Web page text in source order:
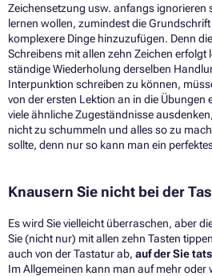
Zeichensetzung usw. anfangs ignorieren
lernen wollen, zumindest die
komplexere Dinge hinzuzufügen. Denn
Schreibens mit allen zehn Zeichen
ständige Wiederholung derselben
Interpunktion schreiben zu können,
von der ersten Lektion an in die Übungen
viele ähnliche Zugeständnisse
nicht zu schummeln und alles so zu
sollte, denn nur so kann man ein
Knausern Sie nicht bei der
Es wird Sie vielleicht überraschen, aber
Sie (nicht nur) mit allen zehn Tasten
auch von der Tastatur ab, auf der Sie
Im Allgemeinen kann man auf mehr oder